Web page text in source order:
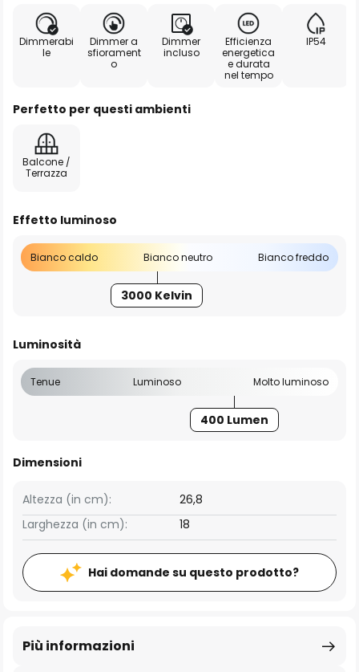
Dimmerabi
le
Dimmer a
sfiorament
o
Dimmer
incluso
Efficienza
energetica
e durata
nel tempo
IP54
Perfetto per questi ambienti
Balcone /
Terrazza
Effetto luminoso
Bianco caldo Bianco neutro Bianco freddo
3000 Kelvin
Luminosità
Tenue Luminoso Molto luminoso
400 Lumen
Dimensioni
Larghezza (in cm): 18
Altezza (in cm): 26,8
Hai domande su questo prodotto?
Più informazioni